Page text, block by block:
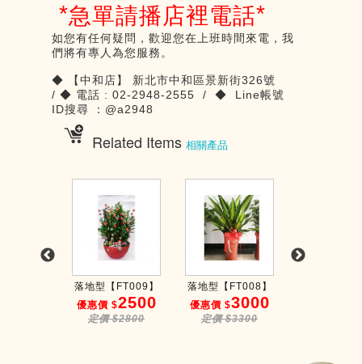
*急單請播店裡電話*
如您有任何疑問，歡迎您在上班時間來電，我
們將有專人為您服務。
◆ 【中和店】 新北市中和區景新街326號
/ ◆ 電話 : 02-2948-2555 / ◆ Line帳號
ID搜尋
：@a2948
Related Items 相關產品
落地型【FT009】
優惠價 $2500
定價 $2800
落地型【FT008】
優惠價 $3000
定價 $3300